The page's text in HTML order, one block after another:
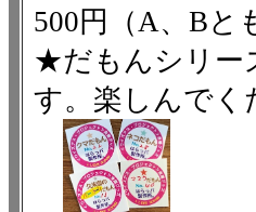
500円（A、Bと
★だもんシリー
す。楽しんでく